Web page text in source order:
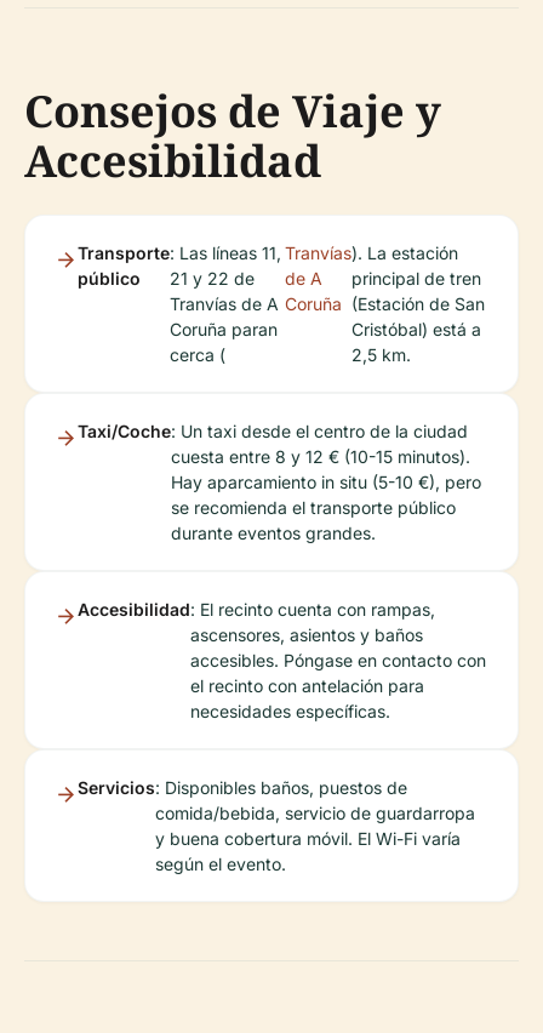
Consejos de Viaje y
Accesibilidad
Transporte
público
: Las líneas 11,
21 y 22 de
Tranvías de A
Coruña paran
cerca (
Tranvías
de A
Coruña
). La estación
principal de tren
(Estación de San
Cristóbal) está a
2,5 km.
Taxi/Coche: Un taxi desde el centro de la ciudad
cuesta entre 8 y 12 € (10-15 minutos).
Hay aparcamiento in situ (5-10 €), pero
se recomienda el transporte público
durante eventos grandes.
Accesibilidad: El recinto cuenta con rampas,
ascensores, asientos y baños
accesibles. Póngase en contacto con
el recinto con antelación para
necesidades específicas.
Servicios: Disponibles baños, puestos de
comida/bebida, servicio de guardarropa
y buena cobertura móvil. El Wi-Fi varía
según el evento.